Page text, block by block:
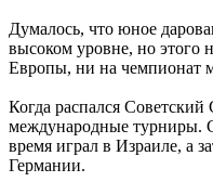
Думалось, что юное
высоком уровне, но этого
Европы, ни на чемпионат
Когда распался Советский
международные турниры.
время играл в Израиле, а
Германии.